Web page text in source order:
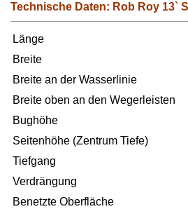
Technische Daten: Rob Roy 13`
Länge
Breite
Breite an der Wasserlinie
Breite oben an den Wegerleisten
Bughöhe
Seitenhöhe (Zentrum Tiefe)
Tiefgang
Verdrängung
Benetzte Oberfläche